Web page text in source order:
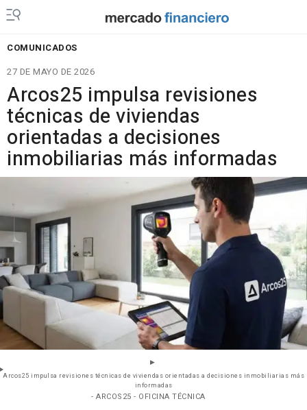
COMUNICADOS
27 DE MAYO DE 2026
Arcos25 impulsa revisiones
técnicas de viviendas
orientadas a decisiones
inmobiliarias más informadas
Arcos25 impulsa revisiones técnicas de viviendas orientadas a decisiones inmobiliarias más
informadas
- ARCOS25 - OFICINA TÉCNICA